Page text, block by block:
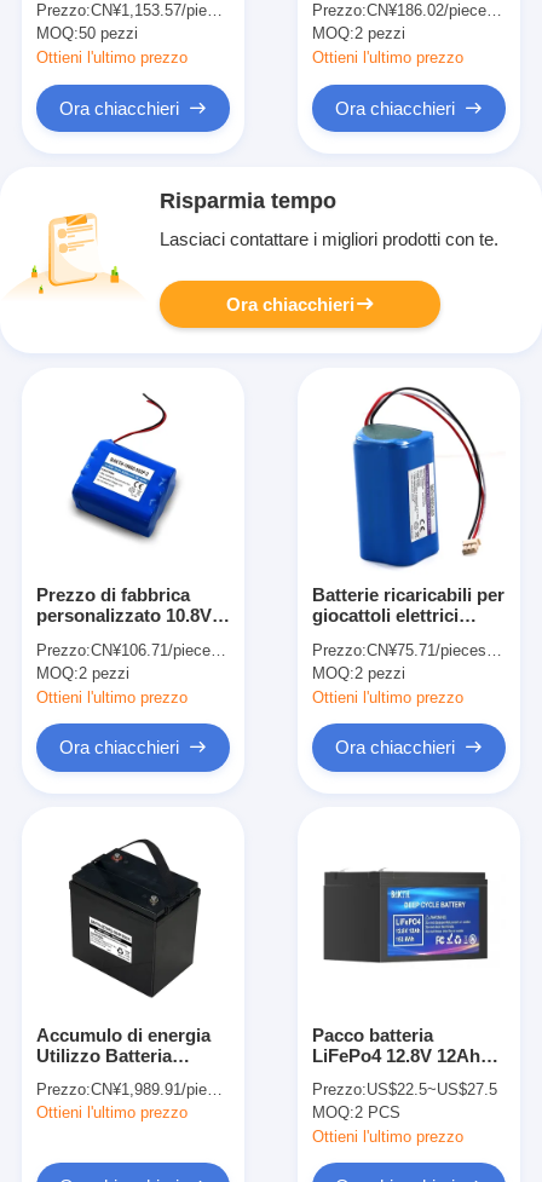
Phosphate Battery
Pack per rilevatore
Prezzo:CN¥1,153.57/pieces 50-99 pieces
MOQ:50 pezzi
Ottieni l'ultimo prezzo
Ora chiacchieri
18650 Li-ion Lithium
Ion Battery Pack
Prezzo:CN¥186.02/pieces 2-499 pieces
MOQ:2 pezzi
Ottieni l'ultimo prezzo
Ora chiacchieri
Risparmia tempo
Lasciaci contattare i migliori prodotti con te.
Ora chiacchieri
Prezzo di fabbrica
personalizzato 10.8V
18650 batteria Pack di
stoccaggio batterie
agli ioni di litio
Prezzo:CN¥106.71/pieces 2-499 pieces
MOQ:2 pezzi
Ottieni l'ultimo prezzo
Ora chiacchieri
Batterie ricaricabili per
giocattoli elettrici
4S1P 14.8V 2600mAh
Lithium Ion Battery
Pack per illuminazione
stradale solare
Prezzo:CN¥75.71/pieces 2-1999 pieces
MOQ:2 pezzi
Ottieni l'ultimo prezzo
Ora chiacchieri
Accumulo di energia
Utilizzo Batteria
15S5P 48v 30ah
Batteria agli ioni di
Rickshaw
Prezzo:CN¥1,989.91/pieces 1-4 pieces
Ottieni l'ultimo prezzo
Pacco batteria
LiFePo4 12.8V 12Ah
alta durata ciclica,
ricaricabile
Prezzo:US$22.5~US$27.5
MOQ:2 PCS
Ottieni l'ultimo prezzo